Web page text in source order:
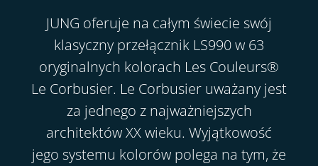
JUNG oferuje na całym świecie swój
klasyczny przełącznik LS990 w 63
oryginalnych kolorach Les Couleurs®
Le Corbusier. Le Corbusier uważany jest
za jednego z najważniejszych
architektów XX wieku. Wyjątkowość
jego systemu kolorów polega na tym, że